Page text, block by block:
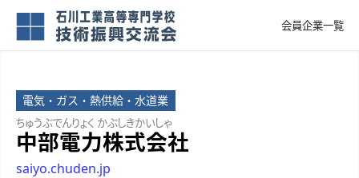
会員企業一覧
電気・ガス・熱供給・水道業
中部電力株式会社
ちゅうぶでんりょく かぶしきかいしゃ
saiyo.chuden.jp